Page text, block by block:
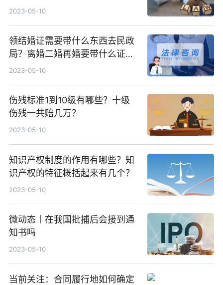
2023-05-10
领结婚证需要带什么东西去民政
局？离婚二婚再婚要带什么证
件？
2023-05-10
伤残标准1到10级有哪些？十级
伤残一共赔几万？
2023-05-10
知识产权制度的作用有哪些？知
识产权的特征概括起来有几个？
2023-05-10
微动态丨在我国批捕后会接到通
知书吗
2023-05-10
当前关注：合同履行地如何确定